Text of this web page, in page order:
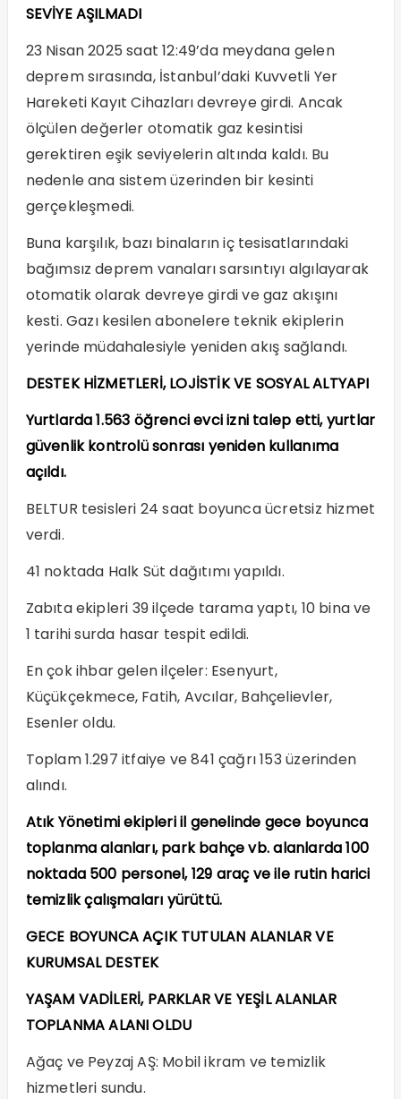
SEVİYE AŞILMADI
23 Nisan 2025 saat 12:49’da meydana gelen
deprem sırasında, İstanbul’daki Kuvvetli Yer
Hareketi Kayıt Cihazları devreye girdi. Ancak
ölçülen değerler otomatik gaz kesintisi
gerektiren eşik seviyelerin altında kaldı. Bu
nedenle ana sistem üzerinden bir kesinti
gerçekleşmedi.
Buna karşılık, bazı binaların iç tesisatlarındaki
bağımsız deprem vanaları sarsıntıyı algılayarak
otomatik olarak devreye girdi ve gaz akışını
kesti. Gazı kesilen abonelere teknik ekiplerin
yerinde müdahalesiyle yeniden akış sağlandı.
DESTEK HİZMETLERİ, LOJİSTİK VE SOSYAL ALTYAPI
Yurtlarda 1.563 öğrenci evci izni talep etti, yurtlar
güvenlik kontrolü sonrası yeniden kullanıma
açıldı.
BELTUR tesisleri 24 saat boyunca ücretsiz hizmet
verdi.
41 noktada Halk Süt dağıtımı yapıldı.
Zabıta ekipleri 39 ilçede tarama yaptı, 10 bina ve
1 tarihi surda hasar tespit edildi.
En çok ihbar gelen ilçeler: Esenyurt,
Küçükçekmece, Fatih, Avcılar, Bahçelievler,
Esenler oldu.
Toplam 1.297 itfaiye ve 841 çağrı 153 üzerinden
alındı.
Atık Yönetimi ekipleri il genelinde gece boyunca
toplanma alanları, park bahçe vb. alanlarda 100
noktada 500 personel, 129 araç ve ile rutin harici
temizlik çalışmaları yürüttü.
GECE BOYUNCA AÇIK TUTULAN ALANLAR VE
KURUMSAL DESTEK
YAŞAM VADİLERİ, PARKLAR VE YEŞİL ALANLAR
TOPLANMA ALANI OLDU
Ağaç ve Peyzaj AŞ: Mobil ikram ve temizlik
hizmetleri sundu.